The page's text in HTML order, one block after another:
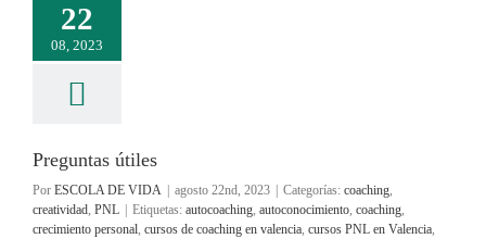
22
08, 2023
Preguntas útiles
Por ESCOLA DE VIDA agosto 22nd, 2023 Categorías: coaching,
creatividad, PNL Etiquetas: autocoaching, autoconocimiento, coaching,
crecimiento personal, cursos de coaching en valencia, cursos PNL en Valencia,